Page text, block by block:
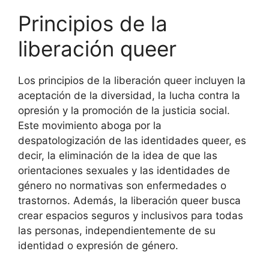
Principios de la
liberación queer
Los principios de la liberación queer incluyen la
aceptación de la diversidad, la lucha contra la
opresión y la promoción de la justicia social.
Este movimiento aboga por la
despatologización de las identidades queer, es
decir, la eliminación de la idea de que las
orientaciones sexuales y las identidades de
género no normativas son enfermedades o
trastornos. Además, la liberación queer busca
crear espacios seguros y inclusivos para todas
las personas, independientemente de su
identidad o expresión de género.